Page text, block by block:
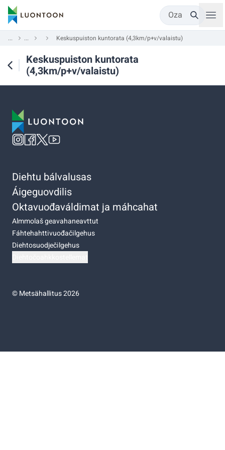
Oza
... ... Keskuspuiston kuntorata (4,3km/p+v/valaistu)
Keskuspuiston kuntorata
(4,3km/p+v/valaistu)
Diehtu bálvalusas
Áigeguovdilis
Oktavuođaváldimat ja máhcahat
Almmolaš geavahaneavttut
Fáhtehahttivuođačilgehus
Diehtosuodječilgehus
©Metsähallitus 2026